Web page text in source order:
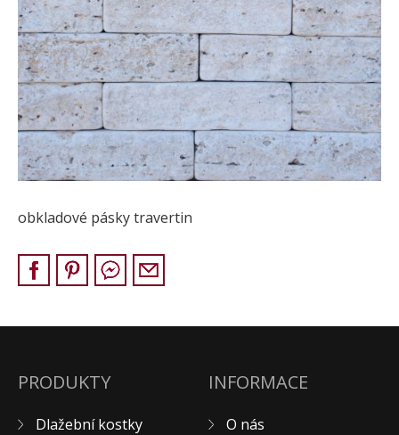
Pískovec
Solitéry
Kamenné bloky
Výrobky z kamene na zakázku
BERA GRAVEL FIX
Creative Floor
Terazzo
DLAŽEBNÍ KOSTKY
KAMENNÉ DLAŽBY, OBKLADY
MLATOVÉ POVRCHY
BLOG
KONTAKT
obkladové pásky travertin
PRODUKTY
Dlažební kostky
INFORMACE
O nás